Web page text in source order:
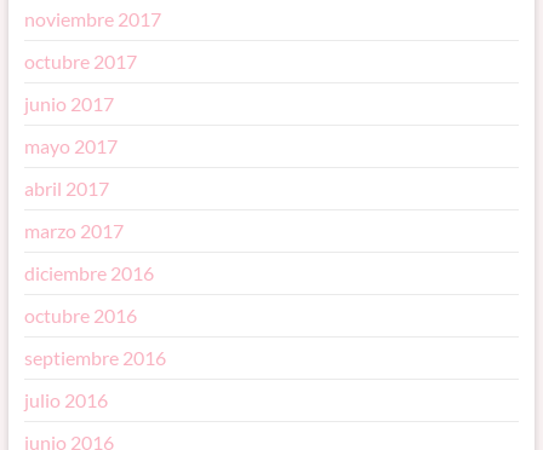
noviembre 2017
octubre 2017
junio 2017
mayo 2017
abril 2017
marzo 2017
diciembre 2016
octubre 2016
septiembre 2016
julio 2016
junio 2016